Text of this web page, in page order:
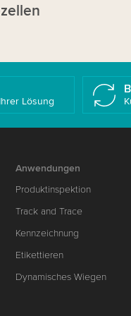
Lösung
Anwendungen
Produktinspektion
Track and Trace
Kennzeichnung
Etikettieren
Dynamisches Wiegen